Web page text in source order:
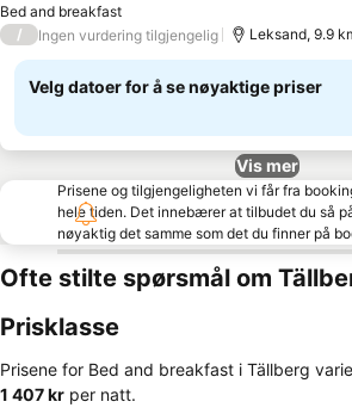
Bed and breakfast
/ Ingen vurdering tilgjengelig Leksand, 9.9
Velg datoer for å se nøyaktige priser
Vis mer
Prisene og tilgjengeligheten vi får fra
hele tiden. Det innebærer at tilbudet du så
nøyaktig det samme som det du finner på
Ofte stilte spørsmål om
Prisklasse
Prisene for Bed and breakfast i Tällberg
‎1 407 kr per natt.